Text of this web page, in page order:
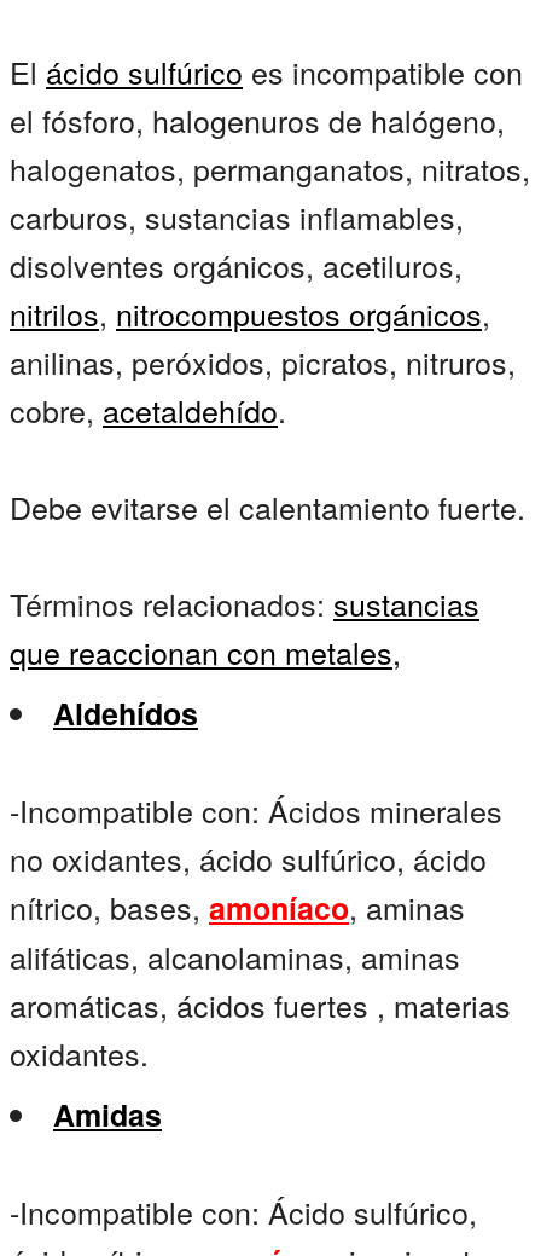
El ácido sulfúrico es incompatible con
el fósforo, halogenuros de halógeno,
halogenatos, permanganatos, nitratos,
carburos, sustancias inflamables,
disolventes orgánicos, acetiluros,
nitrilos, nitrocompuestos orgánicos,
anilinas, peróxidos, picratos, nitruros,
cobre, acetaldehído.
Debe evitarse el calentamiento fuerte.
Términos relacionados: sustancias
que reaccionan con metales,
Aldehídos
-Incompatible con: Ácidos minerales
no oxidantes, ácido sulfúrico, ácido
nítrico, bases, amoníaco, aminas
alifáticas, alcanolaminas, aminas
aromáticas, ácidos fuertes , materias
oxidantes.
Amidas
-Incompatible con: Ácido sulfúrico,